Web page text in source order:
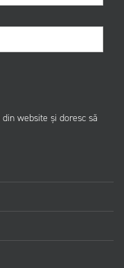
din website și doresc să